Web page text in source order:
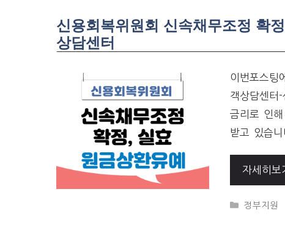
신용회복위원회 신속채무조정 확
상담센터
이번포스팅
객상담센터
금리로 인
받고 있습
자세히보
정부지원